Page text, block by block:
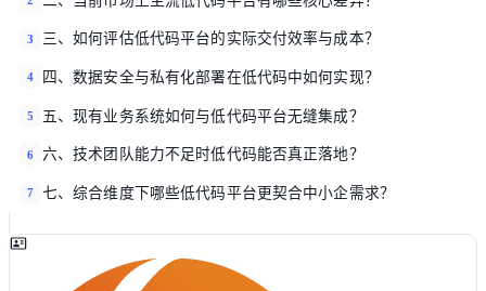
3 三、如何评估低代码平台的实际交付效率与成本？
4 四、数据安全与私有化部署在低代码中如何实现？
5 五、现有业务系统如何与低代码平台无缝集成？
6 六、技术团队能力不足时低代码能否真正落地？
7 七、综合维度下哪些低代码平台更契合中小企需求？